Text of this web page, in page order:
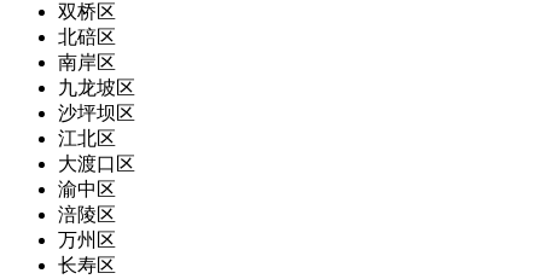
双桥区
北碚区
南岸区
九龙坡区
沙坪坝区
江北区
大渡口区
渝中区
涪陵区
万州区
长寿区